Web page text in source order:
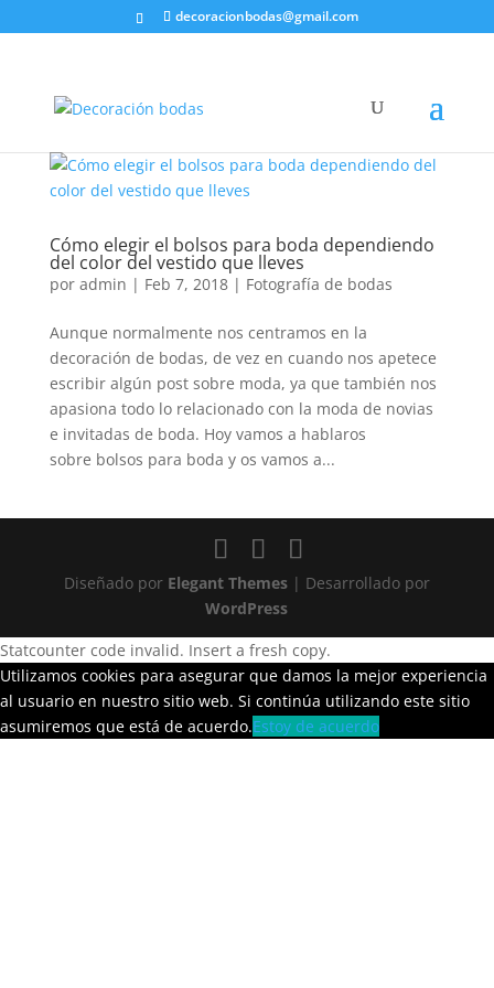
decoracionbodas@gmail.com
Cómo elegir el bolsos para boda dependiendo
del color del vestido que lleves
por admin | Feb 7, 2018| Fotografía de bodas
Aunque normalmente nos centramos en la
decoración de bodas, de vez en cuando nos apetece
escribir algún post sobre moda, ya que también nos
apasiona todo lo relacionado con la moda de novias
e invitadas de boda. Hoy vamos a hablaros
sobre bolsos para boda y os vamos a...
Diseñado por Elegant Themes| Desarrollado por
WordPress
Statcounter code invalid. Insert a fresh copy.
Utilizamos cookies para asegurar que damos la mejor experiencia
al usuario en nuestro sitio web. Si continúa utilizando este sitio
asumiremos que está de acuerdo.Estoy de acuerdo